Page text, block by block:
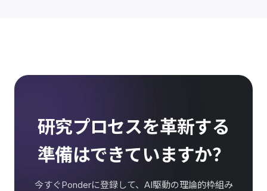
研究プロセスを革新する
準備はできていますか？
今すぐPonderに登録して、AI駆動の理論的枠組み